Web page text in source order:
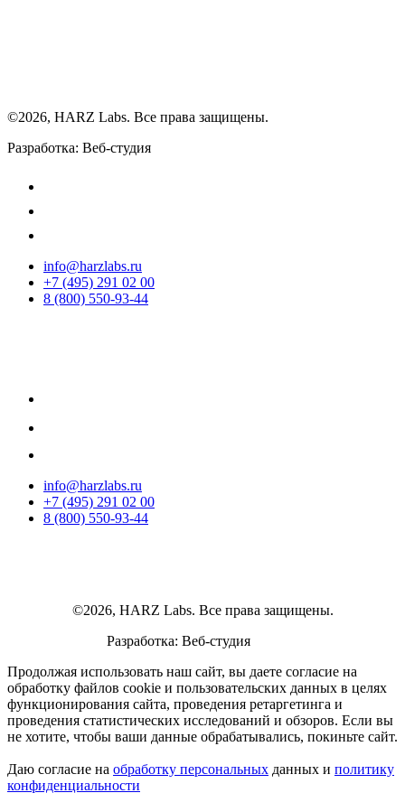
©2026, HARZ Labs. Все права защищены.
Разработка: Веб-студия
info@harzlabs.ru
+7 (495) 291 02 00
8 (800) 550-93-44
info@harzlabs.ru
+7 (495) 291 02 00
8 (800) 550-93-44
©2026, HARZ Labs. Все права защищены.
Разработка: Веб-студия
Продолжая использовать наш сайт, вы даете согласие на
обработку файлов cookie и пользовательских данных в целях
функционирования сайта, проведения ретаргетинга и
проведения статистических исследований и обзоров. Если вы
не хотите, чтобы ваши данные обрабатывались, покиньте сайт.
Даю согласие на обработку персональных данных и политику
конфиденциальности